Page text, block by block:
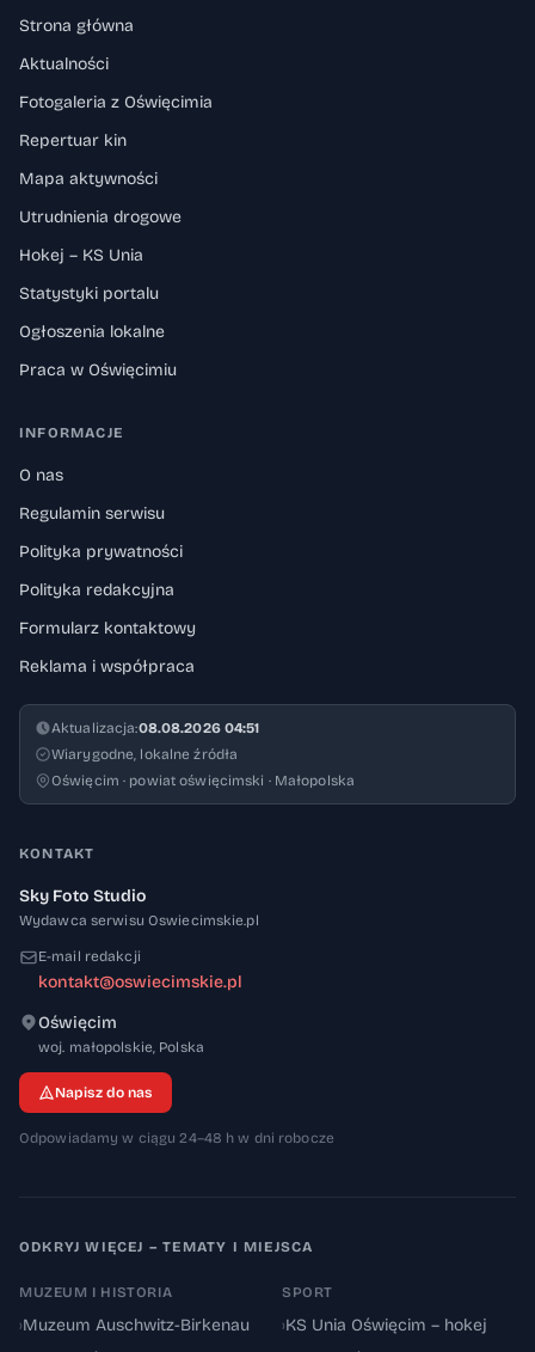
Strona główna
Aktualności
Fotogaleria z Oświęcimia
Repertuar kin
Mapa aktywności
Utrudnienia drogowe
Hokej – KS Unia
Statystyki portalu
Ogłoszenia lokalne
Praca w Oświęcimiu
INFORMACJE
O nas
Regulamin serwisu
Polityka prywatności
Polityka redakcyjna
Formularz kontaktowy
Reklama i współpraca
Aktualizacja:08.08.2026 04:51
Wiarygodne, lokalne źródła
Oświęcim · powiat oświęcimski · Małopolska
KONTAKT
Sky Foto Studio
Wydawca serwisu Oswiecimskie.pl
E-mail redakcji
kontakt@oswiecimskie.pl
Oświęcim
woj. małopolskie, 32-600
Polska
Napisz do nas
Odpowiadamy w ciągu 24–48 h w dni robocze
ODKRYJ WIĘCEJ – TEMATY I MIEJSCA
MUZEUM I HISTORIA
›Muzeum Auschwitz-Birkenau
SPORT
›KS Unia Oświęcim – hokej